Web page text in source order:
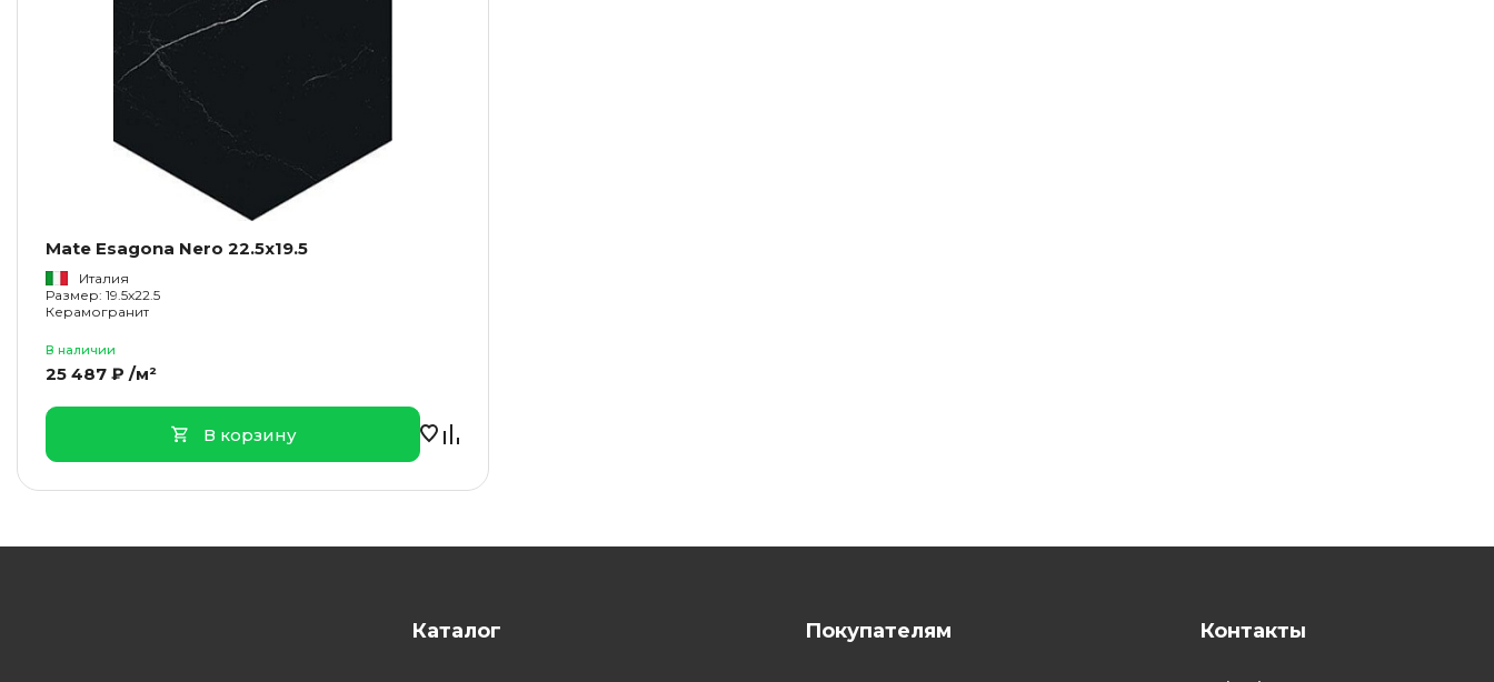
Mate Esagona Nero 22.5x19.5
Италия
Размер: 19.5x22.5
Керамогранит
В наличии
25 487 ₽ /м²
В корзину
Каталог Покупателям Контакты